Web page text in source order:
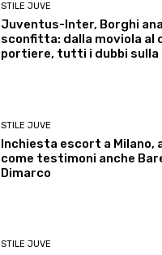
STILE JUVE
Juventus-Inter, Borghi
sconfitta: dalla moviola al
portiere, tutti i dubbi sulla
STILE JUVE
Inchiesta escort a Milano,
come testimoni anche
Dimarco
STILE JUVE